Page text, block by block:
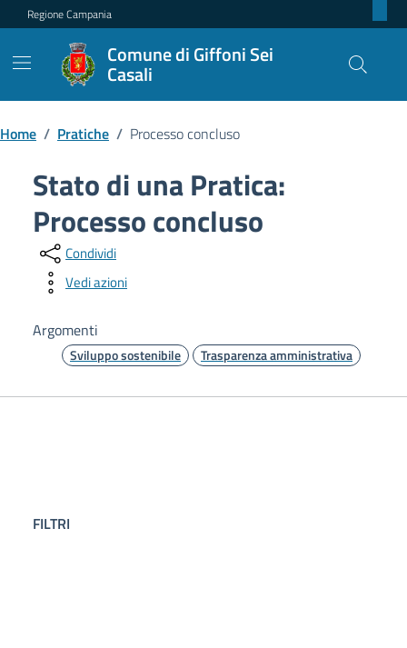
Regione Campania
Comune di Giffoni Sei
Casali
Home / Pratiche / Processo concluso
Stato di una Pratica:
Processo concluso
Condividi
Vedi azioni
Argomenti
Sviluppo sostenibile Trasparenza amministrativa
FILTRI